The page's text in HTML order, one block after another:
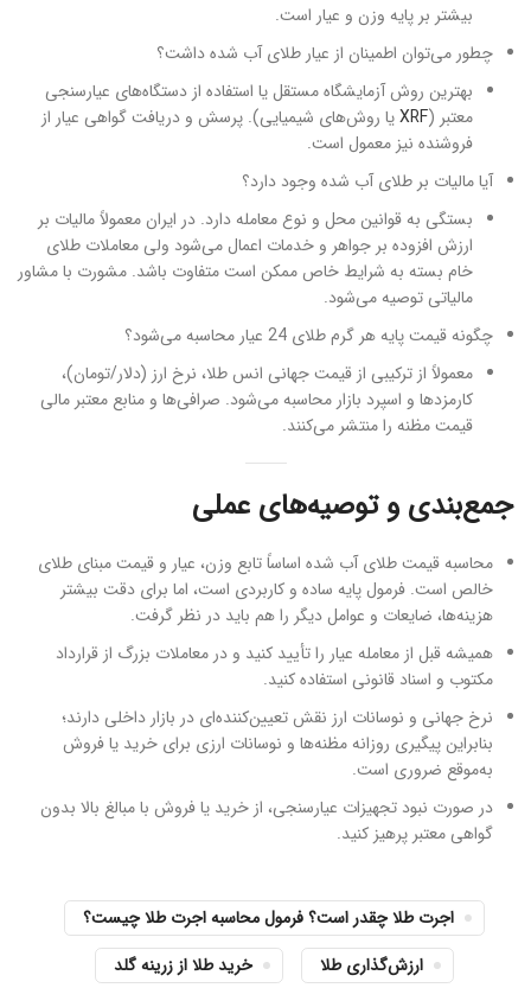
بیشتر بر پایه وزن و عیار است.
چطور می‌توان اطمینان از عیار طلای آب شده داشت؟
بهترین روش آزمایشگاه مستقل یا استفاده از دستگاه‌های عیارسنجی
معتبر (XRFیا روش‌های شیمیایی). پرسش و دریافت گواهی عیار از
فروشنده نیز معمول است.
آیا مالیات بر طلای آب شده وجود دارد؟
بستگی به قوانین محل و نوع معامله دارد. در ایران معمولاً مالیات بر
ارزش افزوده بر جواهر و خدمات اعمال می‌شود ولی معاملات طلای
خام بسته به شرایط خاص ممکن است متفاوت باشد. مشورت با مشاور
مالیاتی توصیه می‌شود.
چگونه قیمت پایه هر گرم طلای 24 عیار محاسبه می‌شود؟
معمولاً از ترکیبی از قیمت جهانی انس طلا، نرخ ارز (دلار/تومان)،
کارمزدها و اسپرد بازار محاسبه می‌شود. صرافی‌ها و منابع معتبر مالی
قیمت مظنه را منتشر می‌کنند.
جمع‌بندی و توصیه‌های عملی
محاسبه قیمت طلای آب شده اساساً تابع وزن، عیار و قیمت مبنای طلای
خالص است. فرمول پایه ساده و کاربردی است، اما برای دقت بیشتر
هزینه‌ها، ضایعات و عوامل دیگر را هم باید در نظر گرفت.
همیشه قبل از معامله عیار را تأیید کنید و در معاملات بزرگ از قرارداد
مکتوب و اسناد قانونی استفاده کنید.
نرخ جهانی و نوسانات ارز نقش تعیین‌کننده‌ای در بازار داخلی دارند؛
بنابراین پیگیری روزانه مظنه‌ها و نوسانات ارزی برای خرید یا فروش
به‌موقع ضروری است.
در صورت نبود تجهیزات عیارسنجی، از خرید یا فروش با مبالغ بالا بدون
گواهی معتبر پرهیز کنید.
اجرت طلا چقدر است؟ فرمول محاسبه اجرت طلا چیست؟
ارزش‌گذاری طلا
خرید طلا از زرینه گلد